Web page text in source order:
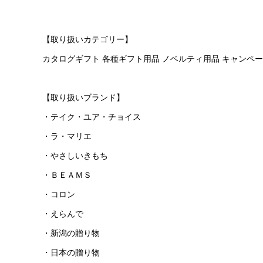
【取 り扱いカテゴリー】
カタログギフト 各種ギフト用品 ノベルティ用品 キャンペ
【取り扱いブランド】
・テイク・ユア・チョイス
・ラ・マリエ
・やさしいきもち
・ＢＥＡＭＳ
・コロン
・えらんで
・新潟の贈り物
・日本の贈り物